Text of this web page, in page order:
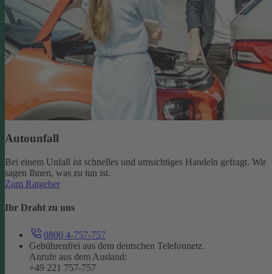
Autounfall
Bei einem Unfall ist schnelles und umsichtiges Handeln gefragt. Wir
sagen Ihnen, was zu tun ist.
Zum Ratgeber
Ihr Draht zu uns
0800 4-757-757
Gebührenfrei aus dem deutschen Telefonnetz.
Anrufe aus dem Ausland:
+49 221 757-757